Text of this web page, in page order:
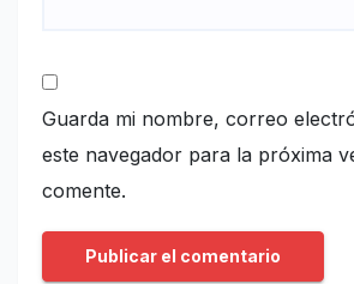
Guarda mi nombre, correo
este navegador para la próxima
comente.